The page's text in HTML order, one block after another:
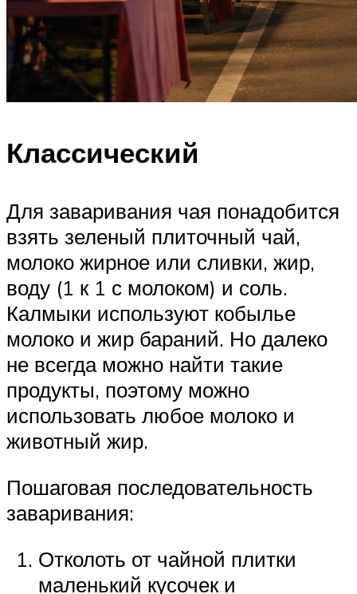
Классический
Для заваривания чая понадобится
взять зеленый плиточный чай,
молоко жирное или сливки, жир,
воду (1 к 1 с молоком) и соль.
Калмыки используют кобылье
молоко и жир бараний. Но далеко
не всегда можно найти такие
продукты, поэтому можно
использовать любое молоко и
животный жир.
Пошаговая последовательность
заваривания:
Отколоть от чайной плитки
маленький кусочек и